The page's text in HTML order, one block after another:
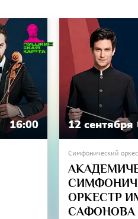
16:00 12 сентября
Симфонический
ОРКЕСТР
САФОНОВА